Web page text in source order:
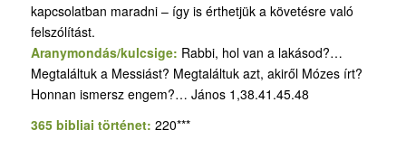
kapcsolatban maradni – így is érthetjük a követésre való
felszólítást.
Aranymondás/kulcsige: Rabbi, hol van a lakásod?…
Megtaláltuk a Messiást? Megtaláltuk azt, akiről Mózes írt?
Honnan ismersz engem?… János 1,38.41.45.48
365 bibliai történet: 220***